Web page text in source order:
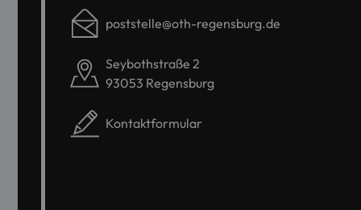
poststelle@oth-regensburg.de
Seybothstraße 2
93053 Regensburg
Kontaktformular